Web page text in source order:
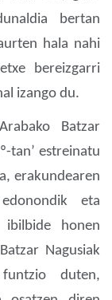
bertan
hala nahi
bereizgarri
izango du.
Batzar
tan’ estreinatu
erakundearen
eta
ibilbide honen
Nagusiak
duten,